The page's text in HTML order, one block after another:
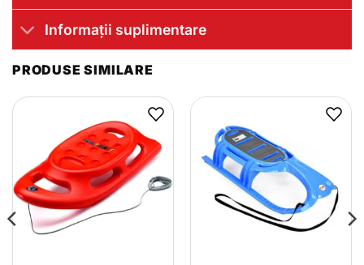
Informații suplimentare
PRODUSE SIMILARE